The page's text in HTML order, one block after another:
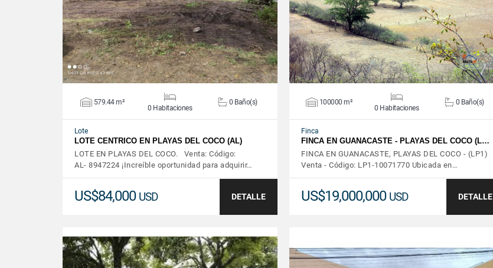
579.44 m²
0 Habitaciones
0 Baño(s)
Lote
LOTE CENTRICO EN PLAYAS DEL COCO (AL)
LOTE EN PLAYAS DEL COCO. Venta: Código:
AL- 8947224 ¡Increíble oportunidad para adquirir…
US$84,000 USD DETALLE
100000 m²
0 Habitaciones
0 Baño(s)
Finca
FINCA EN GUANACASTE - PLAYAS DEL COCO (L…
FINCA EN GUANACASTE, PLAYAS DEL COCO - (LP1)
Venta - Código: LP1-10071770 Ubicada en…
US$19,000,000 USD DETALLE